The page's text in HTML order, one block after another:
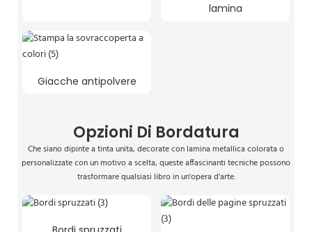
lamina
Giacche antipolvere
Opzioni Di Bordatura
Che siano dipinte a tinta unita, decorate con lamina metallica colorata o
personalizzate con un motivo a scelta, queste affascinanti tecniche possono
trasformare qualsiasi libro in un'opera d'arte.